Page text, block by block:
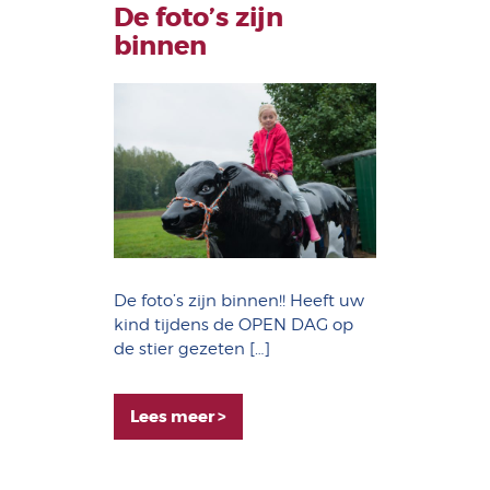
De foto’s zijn
binnen
De foto’s zijn binnen!! Heeft uw
kind tijdens de OPEN DAG op
de stier gezeten […]
Lees meer >